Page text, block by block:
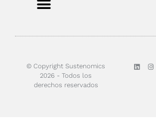
© Copyright Sustenomics
2026 - Todos los
derechos reservados